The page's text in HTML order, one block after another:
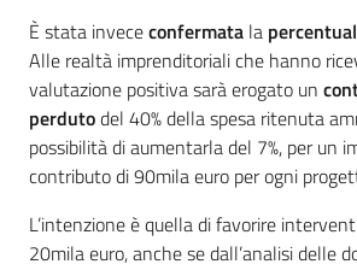
È stata invececonfermata la
Alle realtà imprenditoriali che hanno
valutazione positiva sarà erogato un
perdutodel 40% della spesa ritenuta
possibilità di aumentarla del 7%, per un
contributo di 90mila euro per ogni
L’intenzione è quella di favorire
20mila euro, anche se dall’analisi delle